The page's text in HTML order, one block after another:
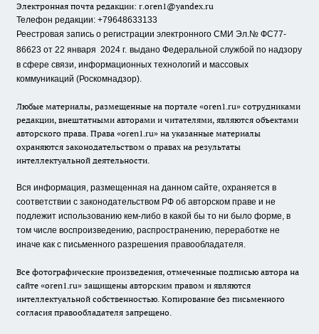
Электронная почта редакции: r.oren1@yandex.ru
Телефон редакции: +79648633133
Реестровая запись о регистрации электронного СМИ Эл.№ ФС77-
86623 от 22 января 2024 г. выдано Федеральной службой по надзору
в сфере связи, информационных технологий и массовых
коммуникаций (Роскомнадзор).
Любые материалы, размещенные на портале «oren1.ru» сотрудниками
редакции, внештатными авторами и читателями, являются объектами
авторского права. Права «oren1.ru» на указанные материалы
охраняются законодательством о правах на результаты
интеллектуальной деятельности.
Вся информация, размещенная на данном сайте, охраняется в
соответствии с законодательством РФ об авторском праве и не
подлежит использованию кем-либо в какой бы то ни было форме, в
том числе воспроизведению, распространению, переработке не
иначе как с письменного разрешения правообладателя.
Все фотографические произведения, отмеченные подписью автора на
сайте «oren1.ru» защищены авторским правом и являются
интеллектуальной собственностью. Копирование без письменного
согласия правообладателя запрещено.